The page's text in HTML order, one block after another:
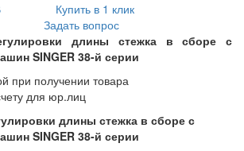
Купить в 1 клик
Задать вопрос
длины стежка в сборе с
SINGER 38-й серии
при получении товара
для юр.лиц
длины стежка в сборе с
SINGER 38-й серии